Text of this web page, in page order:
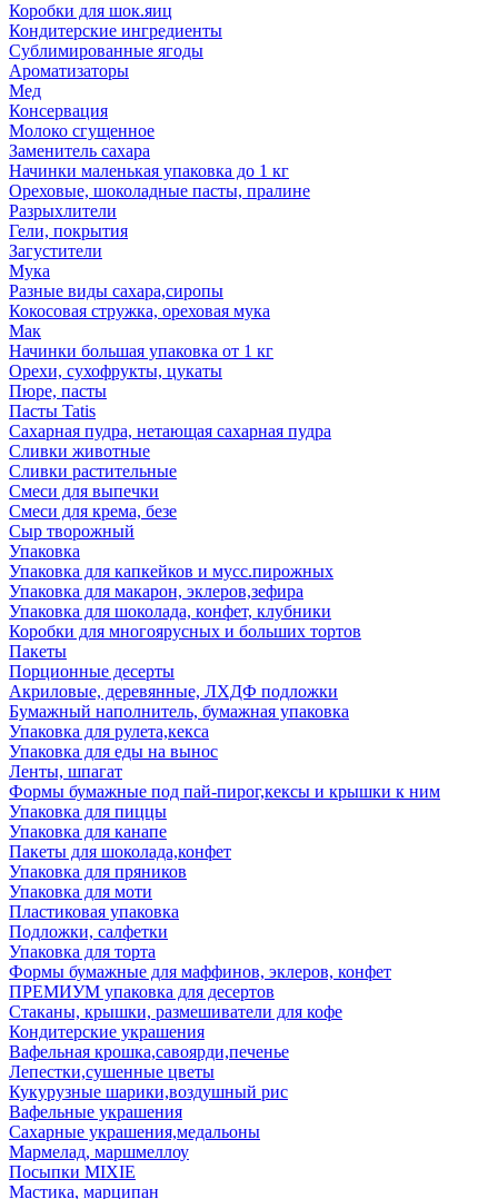
Коробки для шок.яиц
Кондитерские ингредиенты
Сублимированные ягоды
Ароматизаторы
Мед
Консервация
Молоко сгущенное
Заменитель сахара
Начинки маленькая упаковка до 1 кг
Ореховые, шоколадные пасты, пралине
Разрыхлители
Гели, покрытия
Загустители
Мука
Разные виды сахара,сиропы
Кокосовая стружка, ореховая мука
Мак
Начинки большая упаковка от 1 кг
Орехи, сухофрукты, цукаты
Пюре, пасты
Пасты Tatis
Сахарная пудра, нетающая сахарная пудра
Сливки животные
Сливки растительные
Смеси для выпечки
Смеси для крема, безе
Сыр творожный
Упаковка
Упаковка для капкейков и мусс.пирожных
Упаковка для макарон, эклеров,зефира
Упаковка для шоколада, конфет, клубники
Коробки для многоярусных и больших тортов
Пакеты
Порционные десерты
Акриловые, деревянные, ЛХДФ подложки
Бумажный наполнитель, бумажная упаковка
Упаковка для рулета,кекса
Упаковка для еды на вынос
Ленты, шпагат
Формы бумажные под пай-пирог,кексы и крышки к ним
Упаковка для пиццы
Упаковка для канапе
Пакеты для шоколада,конфет
Упаковка для пряников
Упаковка для моти
Пластиковая упаковка
Подложки, салфетки
Упаковка для торта
Формы бумажные для маффинов, эклеров, конфет
ПРЕМИУМ упаковка для десертов
Стаканы, крышки, размешиватели для кофе
Кондитерские украшения
Вафельная крошка,савоярди,печенье
Лепестки,сушенные цветы
Кукурузные шарики,воздушный рис
Вафельные украшения
Сахарные украшения,медальоны
Мармелад, маршмеллоу
Посыпки MIXIE
Мастика, марципан